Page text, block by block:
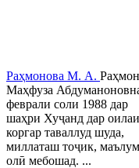
Раҳмонова М. А.
Маҳфуза
феврали соли 1988 дар
шаҳри Хуҷанд дар оилаи
коргар таваллуд шуда,
миллаташ тоҷик,
олӣ мебошад. ...